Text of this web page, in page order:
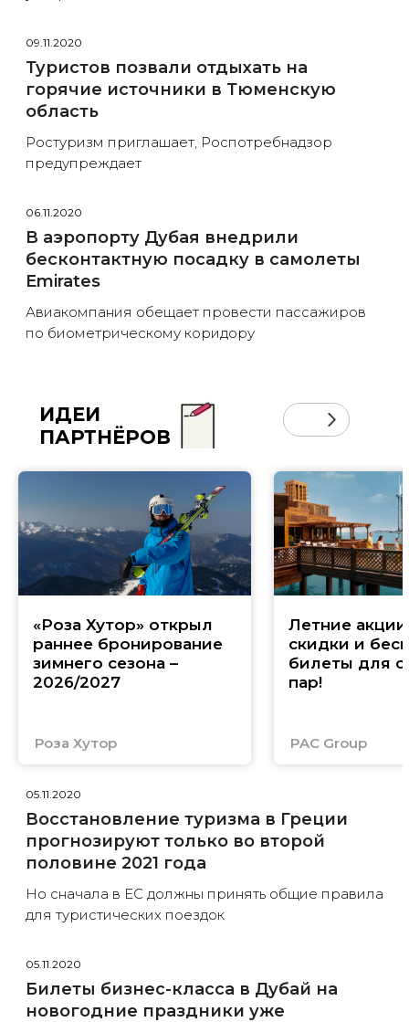
09.11.2020
Туристов позвали отдыхать на
горячие источники в Тюменскую
область
Ростуризм приглашает, Роспотребнадзор
предупреждает
06.11.2020
В аэропорту Дубая внедрили
бесконтактную посадку в самолеты
Emirates
Авиакомпания обещает провести пассажиров
по биометрическому коридору
ИДЕИ
ПАРТНЁРОВ
«Роза Хутор» открыл
раннее бронирование
зимнего сезона –
2026/2027
Роза Хутор
Летние
скидки и
билеты для
пар!
PAC Group
05.11.2020
Восстановление туризма в Греции
прогнозируют только во второй
половине 2021 года
Но сначала в ЕС должны принять общие правила
для туристических поездок
05.11.2020
Билеты бизнес-класса в Дубай на
новогодние праздники уже